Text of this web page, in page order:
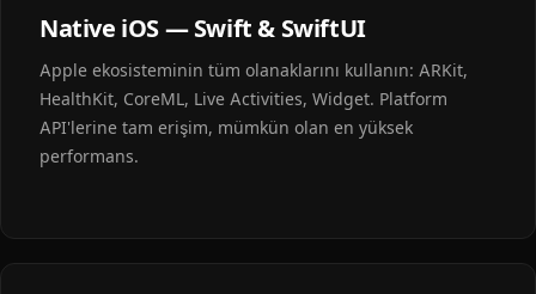
Native iOS — Swift & SwiftUI
Apple ekosisteminin tüm olanaklarını kullanın: ARKit,
HealthKit, CoreML, Live Activities, Widget. Platform
API'lerine tam erişim, mümkün olan en yüksek
performans.